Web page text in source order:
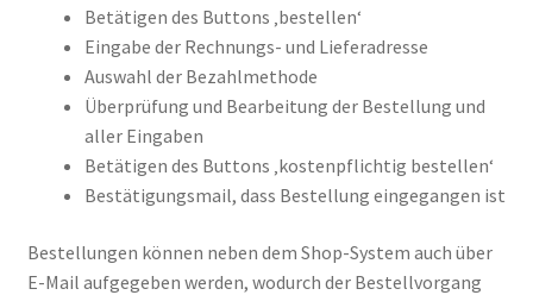
Betätigen des Buttons ‚bestellen‘
Eingabe der Rechnungs- und Lieferadresse
Auswahl der Bezahlmethode
Überprüfung und Bearbeitung der Bestellung und
aller Eingaben
Betätigen des Buttons ‚kostenpflichtig bestellen‘
Bestätigungsmail, dass Bestellung eingegangen ist
Bestellungen können neben dem Shop-System auch über
E-Mail aufgegeben werden, wodurch der Bestellvorgang